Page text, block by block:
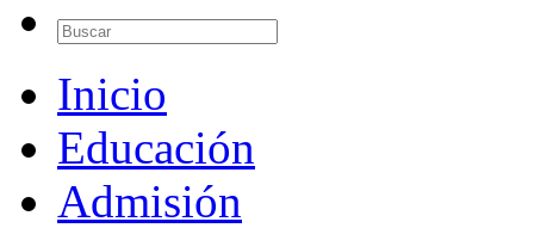
Inicio
Educación
Admisión